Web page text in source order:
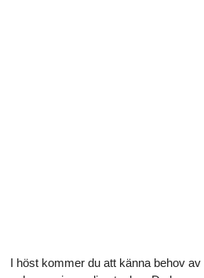
I höst kommer du att känna behov